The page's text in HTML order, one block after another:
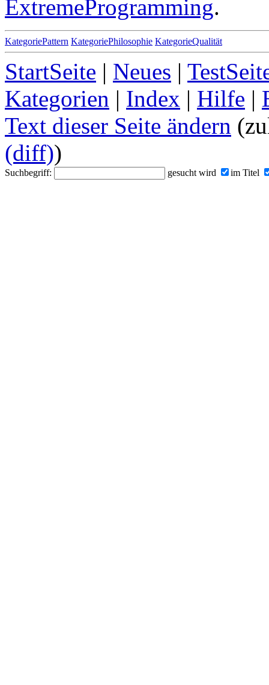
ExtremeProgramming.
KategoriePattern KategoriePhilosophie KategorieQualität
StartSeite | Neues |
Kategorien | Index | Hilfe |
Text dieser Seite ändern
(diff))
Suchbegriff: gesucht wird im Titel